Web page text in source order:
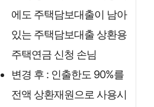
에도 주택담보대출이 남아
있는 주택담보대출 상환용
주택연금 신청 손님
변경 후 : 인출한도 90%를
전액 상환재원으로 사용시